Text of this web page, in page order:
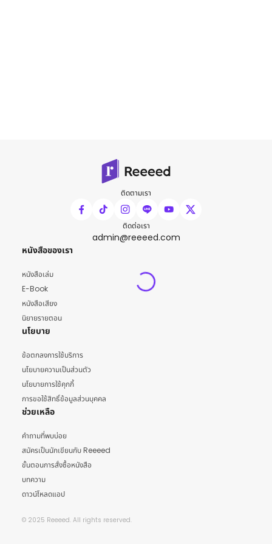
ติดตามเรา
ติดต่อเรา
admin@reeeed.com
หนังสือของเรา
หนังสือเล่ม
E-Book
หนังสือเสียง
นิยายรายตอน
นโยบาย
ข้อตกลงการใช้บริการ
นโยบายความเป็นส่วนตัว
นโยบายการใช้คุกกี้
การขอใช้สิทธิ์ข้อมูลส่วนบุคคล
ช่วยเหลือ
คำถามที่พบบ่อย
สมัครเป็นนักเขียนกับ Reeeed
ขั้นตอนการสั่งซื้อหนังสือ
บทความ
ดาวน์โหลดแอป
© 2025 Reeeed. All rights reserved.